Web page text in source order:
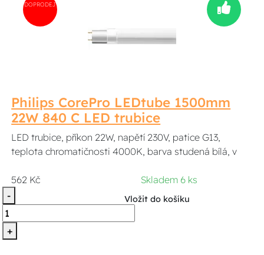
DOPRODEJ
Philips CorePro LEDtube 1500mm
22W 840 C LED trubice
LED trubice, příkon 22W, napětí 230V, patice G13,
teplota chromatičnosti 4000K, barva studená bílá, v
562 Kč
Skladem 6 ks
-
+
Vložit do košíku